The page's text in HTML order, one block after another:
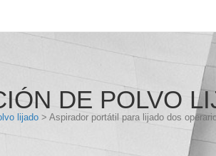
DE POLVO
lijado > Aspirador portátil para lijado dos